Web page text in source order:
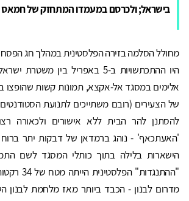
בישראל; ולכרסם במעמדו המתחזק של חמאס
היו ההתכתשויות ב-5 באפריל בין
אלימים במסגד אל-אקצא, תמונות קשות שהופצו
של הצעירים (רובם משתייכים לתנועת
להסתנן להר הבית ללא אישורים ולכאורה
'האעתכאף' - נוהג ברמדאן של דבקות יתר
הישארות בלילה בתוך כותלי המסגד לשם
מדרום לבנון - הכבד ביותר מאז מלחמת לבנון